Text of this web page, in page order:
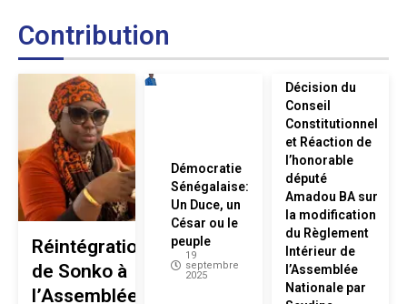
Contribution
Réintégration
de Sonko à
l’Assemblée
Démocratie
Sénégalaise:
Un Duce, un
César ou le
peuple
19
septembre
2025
Décision du
Conseil
Constitutionnel
et Réaction de
l’honorable
député
Amadou BA sur
la modification
du Règlement
Intérieur de
l’Assemblée
Nationale par